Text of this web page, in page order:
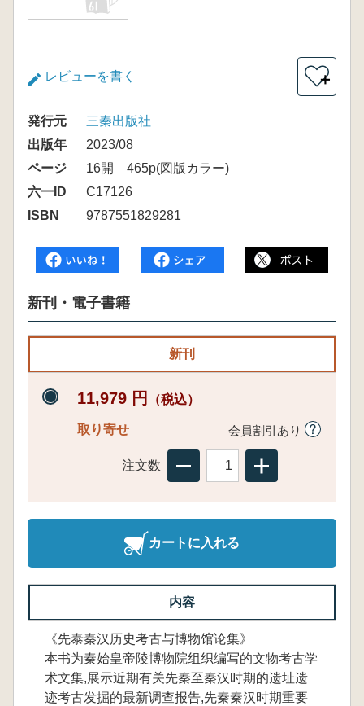
レビューを書く ＋
発行元
三秦出版社
出版年
2023/08
ページ
16開 465p(図版カラー)
六一ID
C17126
ISBN
9787551829281
新刊・電子書籍
新刊
11,979 円 （税込）
取り寄せ 会員割引あり
注文数
カートに入れる
内容
《先泰秦汉历史考古与博物馆论集》
本书为秦始皇帝陵博物院组织编写的文物考古学
术文集,展示近期有关先秦至秦汉时期的遗址遗
迹考古发掘的最新调查报告,先秦秦汉时期重要